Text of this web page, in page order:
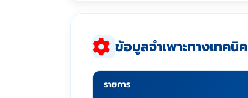
ข้อมูลจำเพาะทางเทคนิค
รายการ